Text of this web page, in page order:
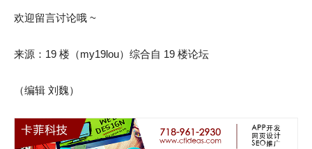
欢迎留言讨论哦 ~
来源：19 楼（my19lou）综合自 19 楼论坛
（编辑 刘魏）